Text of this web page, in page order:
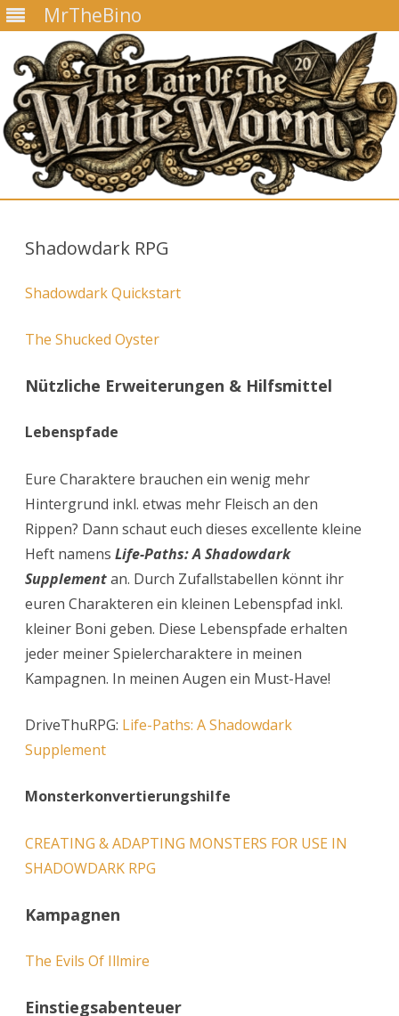
MrTheBino
Shadowdark RPG
Shadowdark Quickstart
The Shucked Oyster
Nützliche Erweiterungen & Hilfsmittel
Lebenspfade
Eure Charaktere brauchen ein wenig mehr
Hintergrund inkl. etwas mehr Fleisch an den
Rippen? Dann schaut euch dieses excellente kleine
Heft namens Life-Paths: A Shadowdark
Supplementan. Durch Zufallstabellen könnt ihr
euren Charakteren ein kleinen Lebenspfad inkl.
kleiner Boni geben. Diese Lebenspfade erhalten
jeder meiner Spielercharaktere in meinen
Kampagnen. In meinen Augen ein Must-Have!
DriveThuRPG: Life-Paths: A Shadowdark
Supplement
Monsterkonvertierungshilfe
CREATING & ADAPTING MONSTERS FOR USE IN
SHADOWDARK RPG
Kampagnen
The Evils Of Illmire
Einstiegsabenteuer